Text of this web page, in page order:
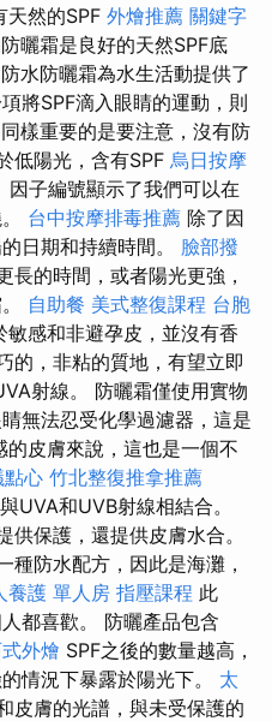
天然的SPF 外燴推薦 關鍵字
曬霜是良好的天然SPF底
防水防曬霜為水生活動提供了
將SPF滴入眼睛的運動，則
同樣重要的是要注意，沒有防
低陽光，含有SPF 烏日按摩
因子編號顯示了我們可以在
台中按摩排毒推薦 除了因
日期和持續時間。 臉部撥
長的時間，或者陽光更強，
自助餐 美式整復課程 台胞
敏感和非避孕皮，並沒有香
的，非粘的質地，有望立即
射線。 防曬霜僅使用實物
無法忍受化學過濾器，這是
皮膚來說，這也是一個不
點心 竹北整復推拿推薦
UVA和UVB射線相結合。
供保護，還提供皮膚水合。
種防水配方，因此是海灘，
養護 單人房 指壓課程 此
都喜歡。 防曬產品包含
外燴 SPF之後的數量越高，
情況下暴露於陽光下。 太
皮膚的光譜，與未受保護的